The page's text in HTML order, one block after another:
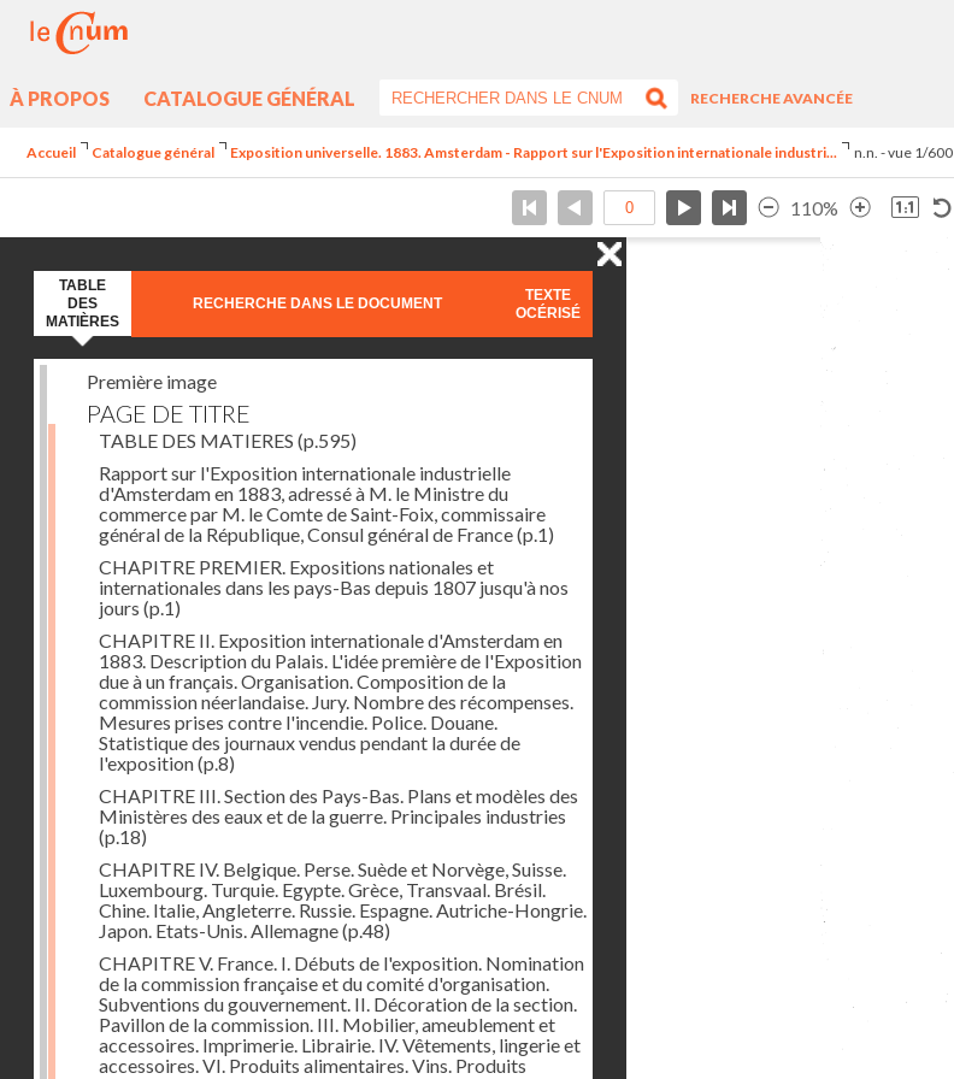
À PROPOS CATALOGUE GÉNÉRAL
RECHERCHE AVANCÉE
Accueil Catalogue général Exposition universelle. 1883. Amsterdam - Rapport sur l'Exposition internationale industri... n.n. - vue 1/600
110%
TABLE
DES
MATIÈRES
RECHERCHE DANS LE DOCUMENT
TEXTE
OCÉRISÉ
Première image
PAGE DE TITRE
TABLE DES MATIERES (p.595)
Rapport sur l'Exposition internationale industrielle
d'Amsterdam en 1883, adressé à M. le Ministre du
commerce par M. le Comte de Saint-Foix, commissaire
général de la République, Consul général de France(p.1)
CHAPITRE PREMIER. Expositions nationales et
internationales dans les pays-Bas depuis 1807 jusqu'à nos
jours (p.1)
CHAPITRE II. Exposition internationale d'Amsterdam en
1883. Description du Palais. L'idée première de l'Exposition
due à un français. Organisation. Composition de la
commission néerlandaise. Jury. Nombre des récompenses.
Mesures prises contre l'incendie. Police. Douane.
Statistique des journaux vendus pendant la durée de
l'exposition(p.8)
CHAPITRE III. Section des Pays-Bas. Plans et modèles des
Ministères des eaux et de la guerre. Principales industries
(p.18)
CHAPITRE IV. Belgique. Perse. Suède et Norvège, Suisse.
Luxembourg. Turquie. Egypte. Grèce, Transvaal. Brésil.
Chine. Italie, Angleterre. Russie. Espagne. Autriche-Hongrie.
Japon. Etats-Unis. Allemagne(p.48)
CHAPITRE V. France. I. Débuts de l'exposition. Nomination
de la commission française et du comité d'organisation.
Subventions du gouvernement. II. Décoration de la section.
Pavillon de la commission. III. Mobilier, ameublement et
accessoires. Imprimerie. Librairie. IV. Vêtements, lingerie et
accessoires. VI. Produits alimentaires. Vins. Produits